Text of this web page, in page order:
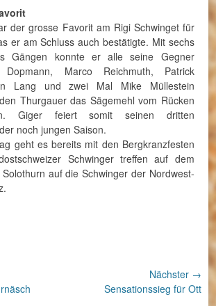
der grosse Favorit am Rigi Schwinget für
er am Schluss auch bestätigte. Mit sechs
Gängen konnte er alle seine Gegner
Marco Reichmuth, Patrick
Lang und zwei Mal Mike Müllestein
Thurgauer das Sägemehl vom Rücken
Giger feiert somit seinen dritten
noch jungen Saison.
geht es bereits mit den Bergkranzfesten
Schwinger treffen auf dem
auf die Schwinger der Nordwest-
Nächster →
Sensationssieg für Ott